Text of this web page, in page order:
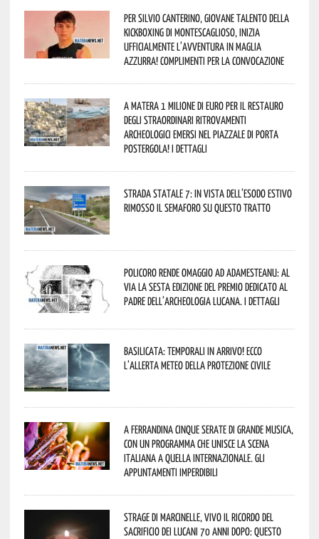
Per Silvio Canterino, giovane talento della
kickboxing di Montescaglioso, inizia
ufficialmente l’avventura in maglia
azzurra! Complimenti per la convocazione
A Matera 1 milione di euro per il restauro
degli straordinari ritrovamenti
archeologici emersi nel piazzale di Porta
Postergola! I dettagli
Strada statale 7: in vista dell’esodo estivo
rimosso il semaforo su questo tratto
Policoro rende omaggio ad Adamesteanu: al
via la sesta edizione del Premio dedicato al
padre dell’archeologia lucana. I dettagli
Basilicata: temporali in arrivo! Ecco
l’allerta meteo della Protezione civile
A Ferrandina cinque serate di grande musica,
con un programma che unisce la scena
italiana a quella internazionale. Gli
appuntamenti imperdibili
Strage di Marcinelle, vivo il ricordo del
sacrificio dei lucani 70 anni dopo: questo